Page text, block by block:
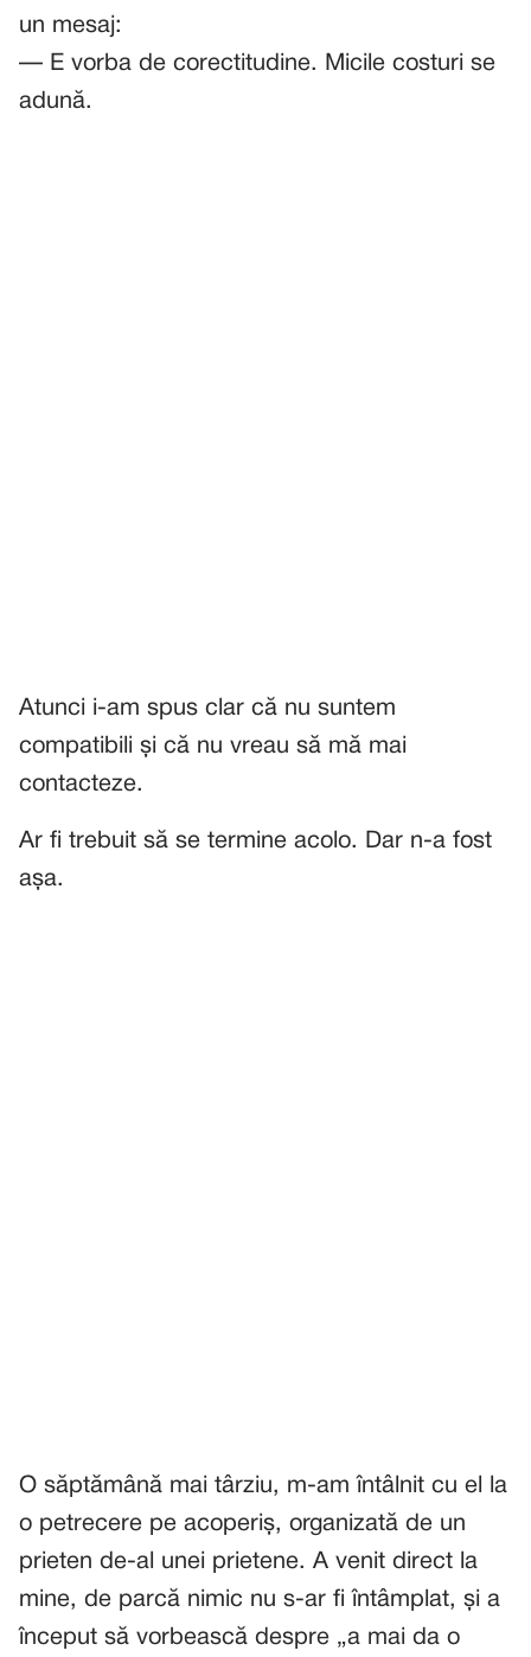
un mesaj:
— E vorba de corectitudine. Micile costuri se
adună.
Atunci i-am spus clar că nu suntem
compatibili și că nu vreau să mă mai
contacteze.
Ar fi trebuit să se termine acolo. Dar n-a fost
așa.
O săptămână mai târziu, m-am întâlnit cu el la
o petrecere pe acoperiș, organizată de un
prieten de-al unei prietene. A venit direct la
mine, de parcă nimic nu s-ar fi întâmplat, și a
început să vorbească despre „a mai da o